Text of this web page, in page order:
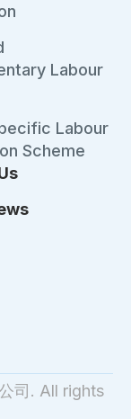
Labour
Labour
Scheme
司. All rights